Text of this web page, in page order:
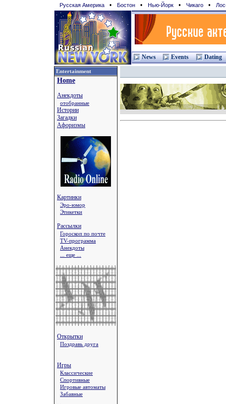
Русская Америка • Бостон • Нью-Йорк • Чикаго •
News Events Dating
Entertainment
Home
Анекдоты
отобранные
Истории
Загадки
Афоризмы
Картинки
Эро-юмор
Этикетки
Рассылки
Гороскоп по почте
TV-программа
Анекдоты
... еще ...
Открытки
Поздравь друга
Игры
Классические
Спортивные
Игровые автоматы
Забавные